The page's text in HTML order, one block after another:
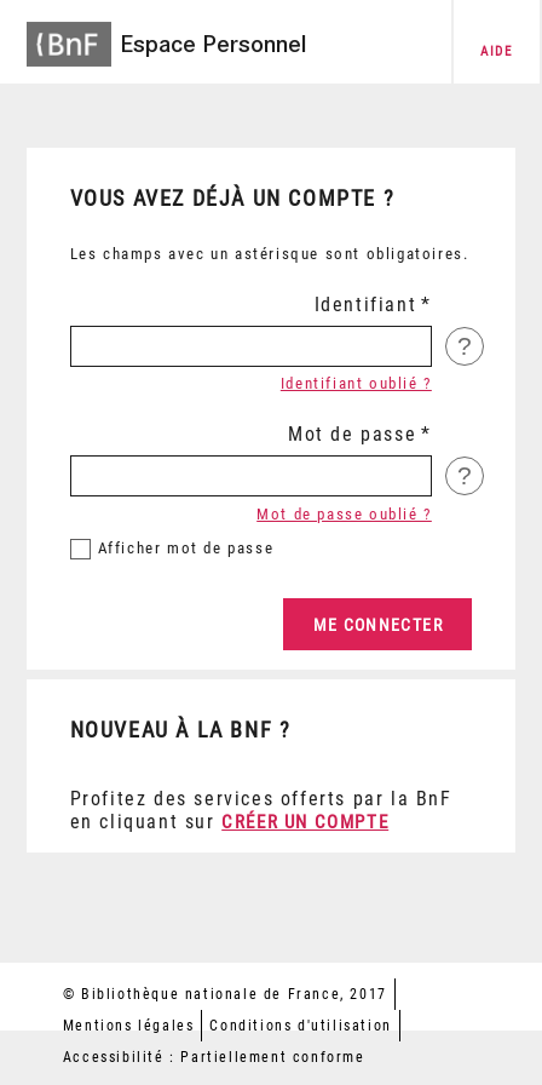
Espace Personnel AIDE
VOUS AVEZ DÉJÀ UN COMPTE ?
Les champs avec un astérisque sont obligatoires.
Identifiant
?
Identifiant oublié ?
Mot de passe
?
Afficher mot de passe
Mot de passe oublié ?
NOUVEAU À LA BNF ?
Profitez des services offerts par la BnF
en cliquant sur CRÉER UN COMPTE
© Bibliothèque nationale de France, 2017
Mentions légales
Conditions d'utilisation
Accessibilité : Partiellement conforme